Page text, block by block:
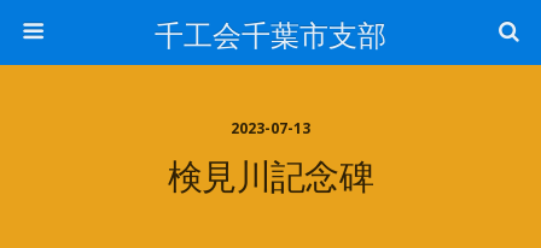
千工会千葉市支部
2023-07-13
検見川記念碑